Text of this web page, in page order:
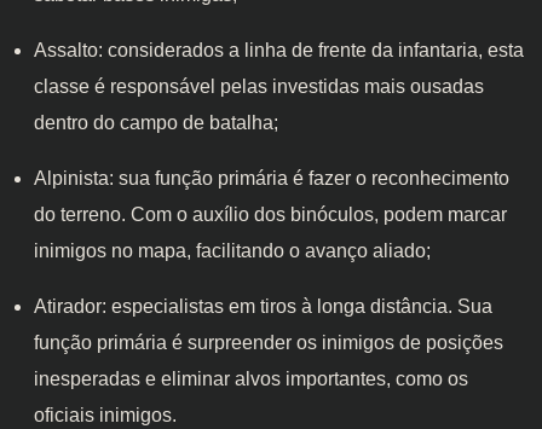
Assalto: considerados a linha de frente da infantaria, esta
classe é responsável pelas investidas mais ousadas
dentro do campo de batalha;
Alpinista: sua função primária é fazer o reconhecimento
do terreno. Com o auxílio dos binóculos, podem marcar
inimigos no mapa, facilitando o avanço aliado;
Atirador: especialistas em tiros à longa distância. Sua
função primária é surpreender os inimigos de posições
inesperadas e eliminar alvos importantes, como os
oficiais inimigos.